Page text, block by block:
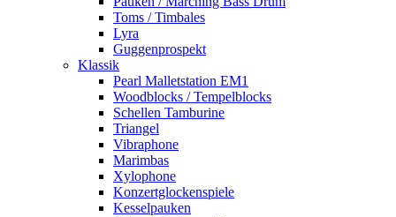
Toms / Timbales
Lyra
Guggenprospekt
Klassik
Pearl Malletstation EM1
Woodblocks / Tempelblocks
Schellen Tamburine
Triangel
Vibraphone
Marimbas
Xylophone
Konzertglockenspiele
Kesselpauken